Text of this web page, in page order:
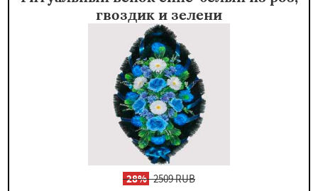
гвоздик и зелени
-28%2509 RUB